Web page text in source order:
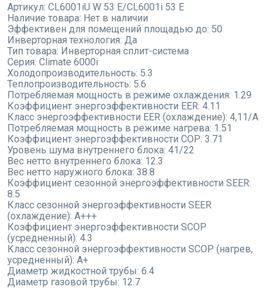
Артикул: CL6001iU W 53 E/CL6001i 53 E
Наличие товара: Нет в наличии
Эффективен для помещений площадью до: 50
Инверторная технология: Да
Тип товара: Инверторная сплит-система
Серия: Climate 6000i
Холодопроизводительность: 5.3
Теплопроизводительность: 5.6
Потребляемая мощность в режиме охлаждения: 1.29
Коэффициент энергоэффективности EER: 4.11
Класс энергоэффективности EER (охлаждение): 4,11/A
Потребляемая мощность в режиме нагрева: 1.51
Коэффициент энергоэффективности COP: 3.71
Уровень шума внутреннего блока: 41/22
Вес нетто внутреннего блока: 12.3
Вес нетто наружного блока: 38.8
Коэффициент сезонной энергоэффективности SEER:
8.5
Класс сезонной энергоэффективности SEER
(охлаждение): A+++
Коэффициент энергоэффективности SCOP
(усредненный): 4.3
Класс сезонной энергоэффективности SCOP (нагрев,
усредненный): A+
Диаметр жидкостной трубы: 6.4
Диаметр газовой трубы: 12.7